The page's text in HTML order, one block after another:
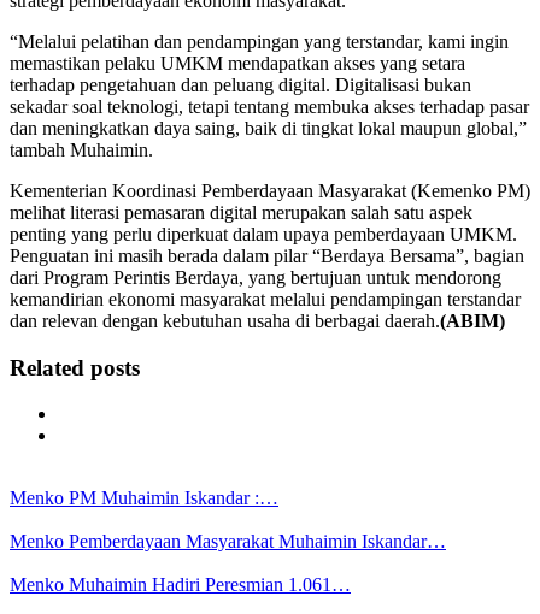
“Melalui pelatihan dan pendampingan yang terstandar, kami ingin
memastikan pelaku UMKM mendapatkan akses yang setara
terhadap pengetahuan dan peluang digital. Digitalisasi bukan
sekadar soal teknologi, tetapi tentang membuka akses terhadap pasar
dan meningkatkan daya saing, baik di tingkat lokal maupun global,”
tambah Muhaimin.
Kementerian Koordinasi Pemberdayaan Masyarakat (Kemenko PM)
melihat literasi pemasaran digital merupakan salah satu aspek
penting yang perlu diperkuat dalam upaya pemberdayaan UMKM.
Penguatan ini masih berada dalam pilar “Berdaya Bersama”, bagian
dari Program Perintis Berdaya, yang bertujuan untuk mendorong
kemandirian ekonomi masyarakat melalui pendampingan terstandar
dan relevan dengan kebutuhan usaha di berbagai daerah.(ABIM)
Related posts
Menko PM Muhaimin Iskandar :…
Menko Pemberdayaan Masyarakat Muhaimin Iskandar…
Menko Muhaimin Hadiri Peresmian 1.061…